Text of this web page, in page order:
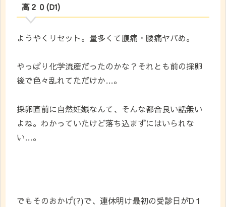
高２０(D1)
ようやくリセット。量多くて腹痛・腰痛ヤバめ。
やっぱり化学流産だったのかな？それとも前の採卵
後で色々乱れてただけか…。
採卵直前に自然妊娠なんて、そんな都合良い話無い
よね。わかっていたけど落ち込まずにはいられな
い…。
でもそのおかげ(?)で、連休明け最初の受診日がD１